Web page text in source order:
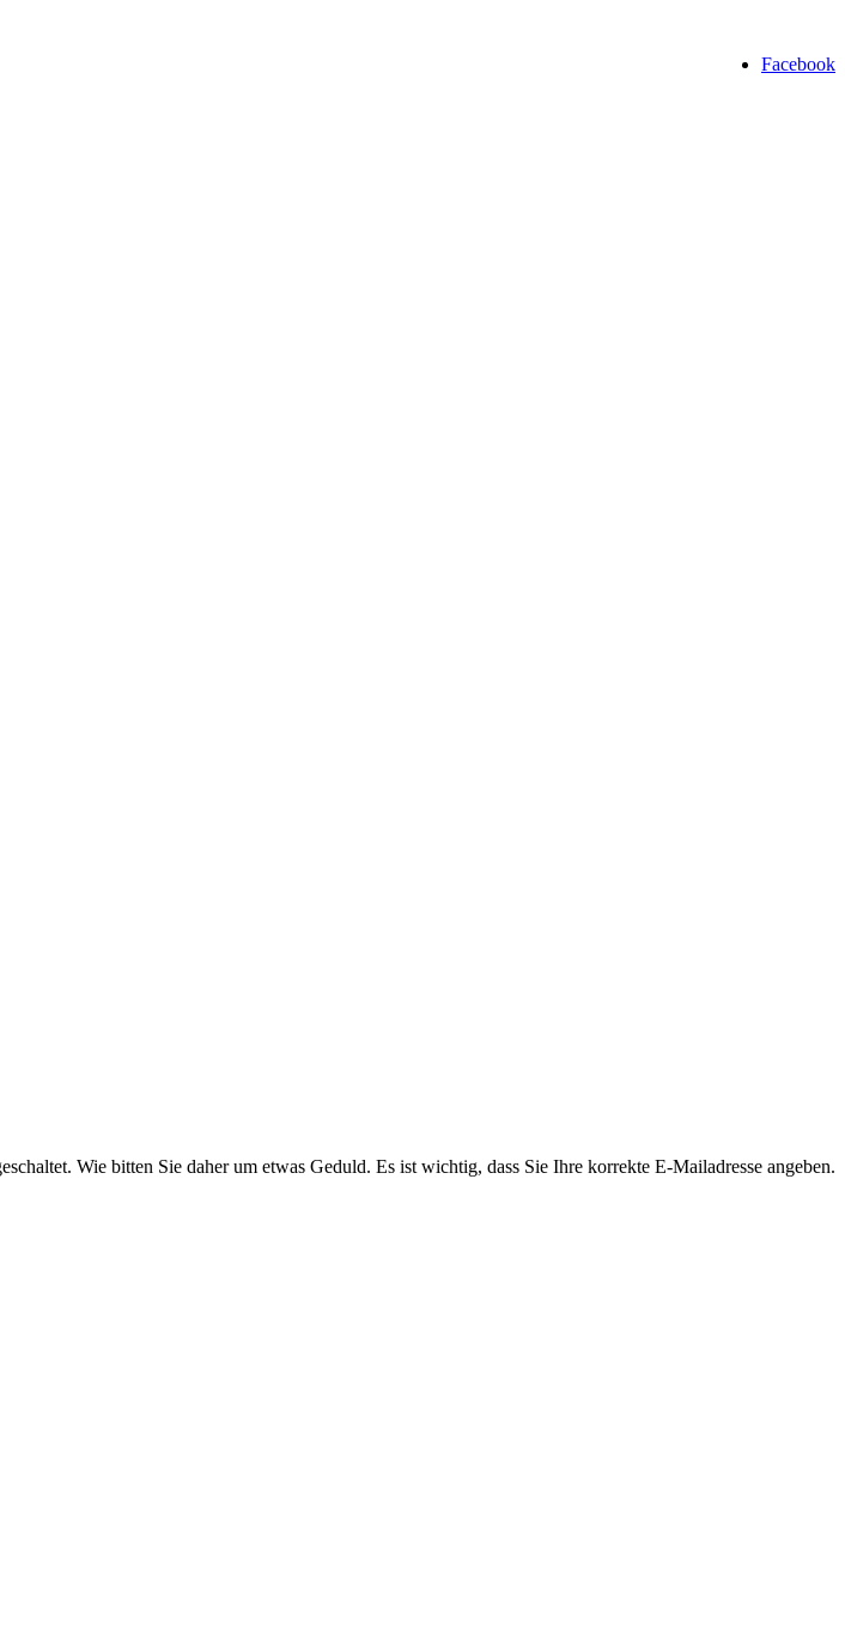
Facebook
Wie bitten Sie daher um etwas Geduld. Es ist wichtig, dass Sie Ihre korrekte E-Mailadresse angeben.